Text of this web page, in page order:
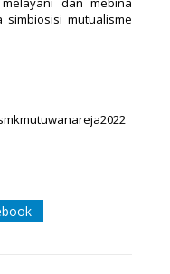
simbiosisi mutualisme